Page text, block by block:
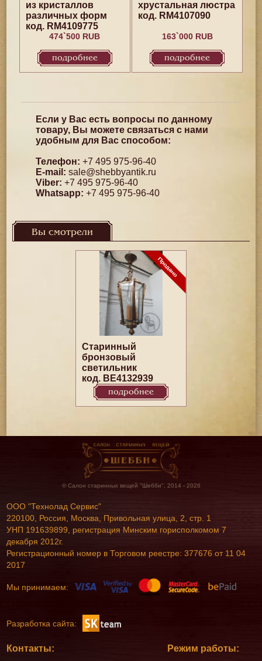
из кристаллов
различных форм
код. RM4109775
474`500 RUB
подробнее
хрустальная люстра
код. RM4107090
163`000 RUB
подробнее
Если у Вас есть вопросы по данному
товару, Вы можете связаться с нами
удобным для Вас способом:
Телефон: +7 495 975-96-40
E-mail: sale@shebbyantik.ru
Viber: +7 495 975-96-40
Whatsapp: +7 495 975-96-40
Вы смотрели
Старинный
бронзовый
светильник
код. BE4132939
подробнее
© Салон старинных вещей "Шебби", 2014 - 2026
ООО "Технолад Сервис"
220100, Россия, Москва, Привольная улица, 2, стр. 1
УНП 191639899, регистрация Минским горисполкомом 7
декабря 2012г.
Регистрационный номер в Торговом реестре: 377676 от 11 04
2017
Мы принимаем:
Разработка сайта:
Контакты: Режим работы: